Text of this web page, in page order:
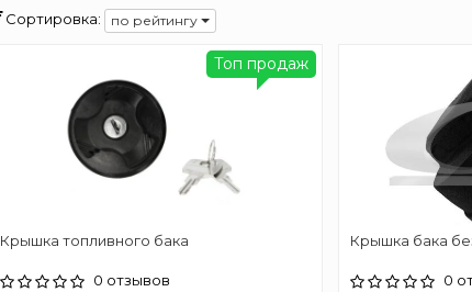
Сортировка: по рейтингу
Крышка топливного бака
0 отзывов
Топ продаж
Крышка бака
0